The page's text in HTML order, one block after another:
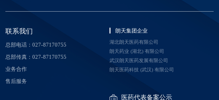
联系我们
总部电话：027-87170755
总部传真：027-87170755
业务合作
售后服务
朗天集团企业
湖北朗天医药有限公司
朗天药业 (湖北) 有限公司
武汉朗天医药发展有限公司
朗天医药科技 (武汉) 有限公司
医药代表备案公示